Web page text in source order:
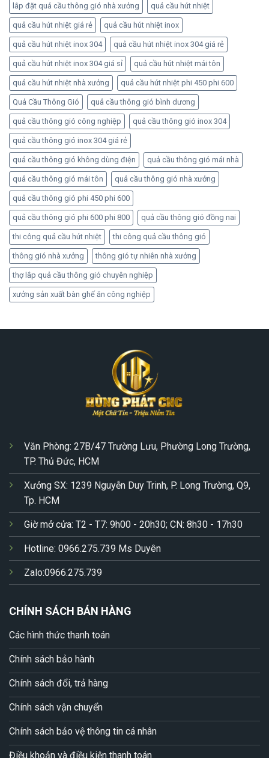
lắp đặt quả cầu thông gió nhà xưởng quả cầu hút nhiệt
quả cầu hút nhiệt giá rẻ quả cầu hút nhiệt inox
quả cầu hút nhiệt inox 304 quả cầu hút nhiệt inox 304 giá rẻ
quả cầu hút nhiệt inox 304 giá sỉ quả cầu hút nhiệt mái tôn
quả cầu hút nhiệt nhà xưởng quả cầu hút nhiệt phi 450 phi 600
Quả Cầu Thông Gió quả cầu thông gió bình dương
quả cầu thông gió công nghiệp quả cầu thông gió inox 304
quả cầu thông gió inox 304 giá rẻ
quả cầu thông gió không dùng điện quả cầu thông gió mái nhà
quả cầu thông gió mái tôn quả cầu thông gió nhà xưởng
quả cầu thông gió phi 450 phi 600
quả cầu thông gió phi 600 phi 800 quả cầu thông gió đồng nai
thi công quả cầu hút nhiệt thi công quả cầu thông gió
thông gió nhà xưởng thông gió tự nhiên nhà xưởng
thợ lắp quả cầu thông gió chuyên nghiệp
xưởng sản xuất bàn ghế ăn công nghiệp
Văn Phòng: 27B/47 Trường Lưu, Phường Long Trường,
TP. Thủ Đức, HCM
Xưởng SX: 1239 Nguyễn Duy Trinh, P. Long Trường, Q9,
Tp. HCM
Giờ mở cửa: T2 - T7: 9h00 - 20h30; CN: 8h30 - 17h30
Hotline: 0966.275.739 Ms Duyên
Zalo:0966.275.739
CHÍNH SÁCH BÁN HÀNG
Các hình thức thanh toán
Chính sách bảo hành
Chính sách đổi, trả hàng
Chính sách vận chuyển
Chính sách bảo vệ thông tin cá nhân
Điều khoản và điều kiện thanh toán